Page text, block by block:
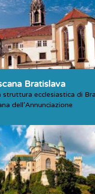
Bratislava
struttura ecclesiastica di
dell’Annunciazione